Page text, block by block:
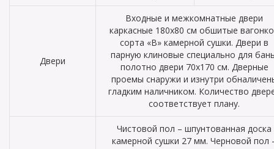
Двери
Входные и межкомнатные двери
каркасные 180х80 см обшитые
сорта «В» камерной сушки. Двери в
парную клиновые специально для
полотно двери 70х170 см. Дверные
проемы снаружи и изнутри
гладким наличником. Количество
соответствует плану.
Чистовой пол – шпунтованная доска
камерной сушки 27 мм. Черновой пол